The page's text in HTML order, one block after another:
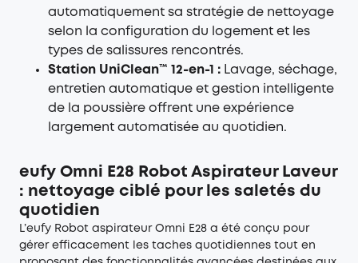
automatiquement sa stratégie de nettoyage
selon la configuration du logement et les
types de salissures rencontrés.
Station UniClean™ 12-en-1 : Lavage, séchage,
entretien automatique et gestion intelligente
de la poussière offrent une expérience
largement automatisée au quotidien.
eufy Omni E28 Robot Aspirateur Laveur
: nettoyage ciblé pour les saletés du
quotidien
L’eufy Robot aspirateur Omni E28 a été conçu pour
gérer efficacement les taches quotidiennes tout en